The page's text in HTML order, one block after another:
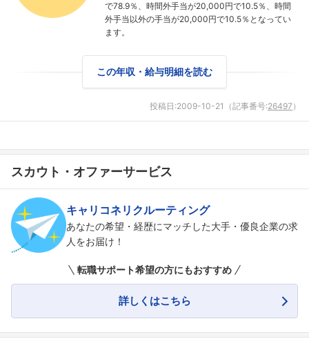
で78.9％、時間外手当が20,000円で10.5％、時間
外手当以外の手当が20,000円で10.5％となってい
ます。
この年収・給与明細を読む
投稿日:2009-10-21 （記事番号:26497 ）
スカウト・オファーサービス
キャリコネリクルーティング
あなたの希望・経歴にマッチした大手・優良企業の求
人をお届け！
転職サポート希望の方にもおすすめ
詳しくはこちら